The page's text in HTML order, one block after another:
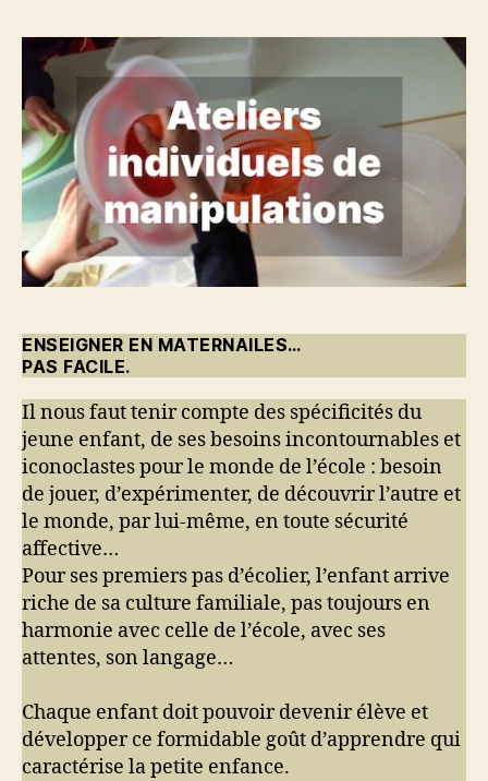
ENSEIGNER EN MATERNAILES…
PAS FACILE.
Il nous faut tenir compte des spécificités du
jeune enfant, de ses besoins incontournables et
iconoclastes pour le monde de l’école : besoin
de jouer, d’expérimenter, de découvrir l’autre et
le monde, par lui-même, en toute sécurité
affective…
Pour ses premiers pas d’écolier, l’enfant arrive
riche de sa culture familiale, pas toujours en
harmonie avec celle de l’école, avec ses
attentes, son langage…
Chaque enfant doit pouvoir devenir élève et
développer ce formidable goût d’apprendre qui
caractérise la petite enfance.